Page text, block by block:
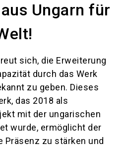
Ungarn für
sich, die Erweiterung
durch das Werk
zu geben. Dieses
das 2018 als
mit der ungarischen
wurde, ermöglicht der
Präsenz zu stärken und